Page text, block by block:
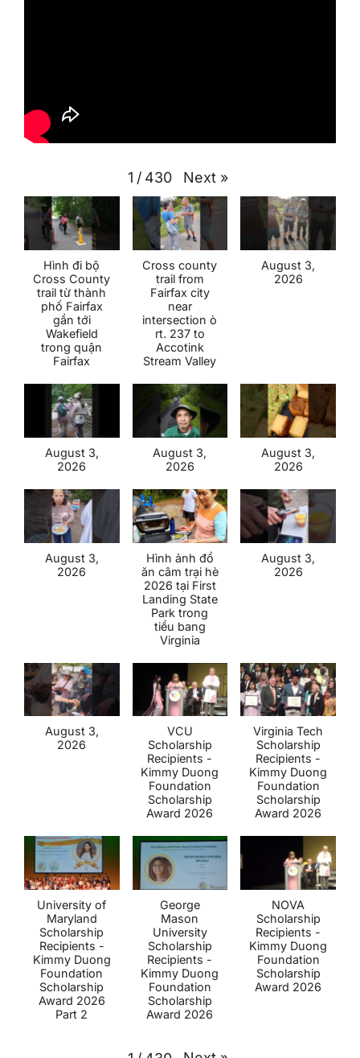
1 / 430 Next »
Hình đi bộ
Cross County
trail từ thành
phố Fairfax
gần tới
Wakefield
trong quận
Fairfax
Cross county
trail from
Fairfax city
near
intersection ò
rt. 237 to
Accotink
Stream Valley
August 3,
2026
August 3,
2026
August 3,
2026
August 3,
2026
August 3,
2026
Hình ảnh đổ
ăn câm trại hè
2026 tại First
Landing State
Park trong
tiểu bang
Virginia
August 3,
2026
August 3,
2026
VCU
Scholarship
Recipients -
Kimmy Duong
Foundation
Scholarship
Award 2026
Virginia Tech
Scholarship
Recipients -
Kimmy Duong
Foundation
Scholarship
Award 2026
University of
Maryland
Scholarship
Recipients -
Kimmy Duong
Foundation
Scholarship
Award 2026
Part 2
George
Mason
University
Scholarship
Recipients -
Kimmy Duong
Foundation
Scholarship
Award 2026
NOVA
Scholarship
Recipients -
Kimmy Duong
Foundation
Scholarship
Award 2026